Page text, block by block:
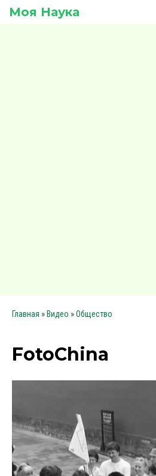
Моя Наука
Главная » Видео »Общество
FotoChina